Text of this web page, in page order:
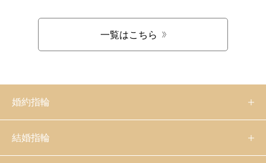
一覧はこちら
婚約指輪
結婚指輪